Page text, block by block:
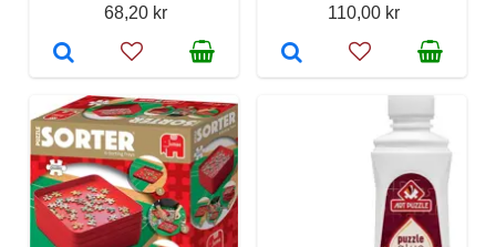
68,20 kr
110,00 kr